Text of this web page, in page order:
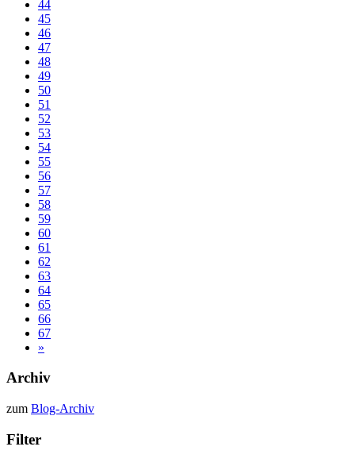
44
45
46
47
48
49
50
51
52
53
54
55
56
57
58
59
60
61
62
63
64
65
66
67
»
Archiv
zum Blog-Archiv
Filter